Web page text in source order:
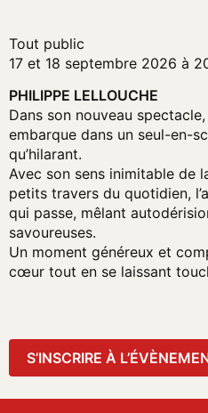
Tout public
17 et 18 septembre 2026 à
PHILIPPE LELLOUCHE
Dans son nouveau
embarque dans un seul-en-
qu’hilarant.
Avec son sens inimitable de
petits travers du quotidien,
qui passe, mêlant
savoureuses.
Un moment généreux et
cœur tout en se laissant
S’INSCRIRE À